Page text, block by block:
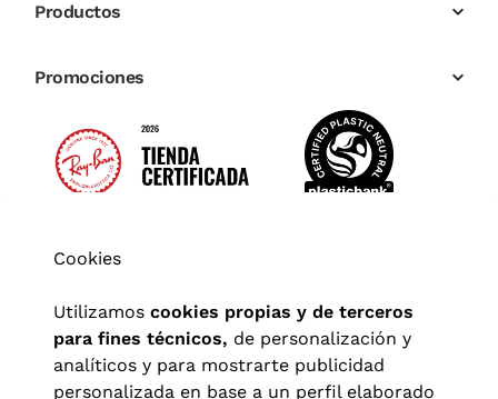
Productos
Promociones
Cookies
Utilizamos cookies propias y de terceros
para fines técnicos, de personalización y
analíticos y para mostrarte publicidad
personalizada en base a un perfil elaborado